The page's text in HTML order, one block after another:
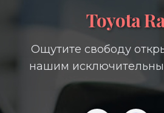
Toyota
Ощутите свободу
нашим